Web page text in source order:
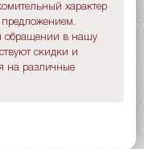
характер
обращении в нашу
скидки и
на различные